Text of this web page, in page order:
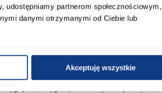
partnerom społecznościowym,
danymi otrzymanymi od Ciebie lub
Akceptuję wszystkie
wygody oraz praktycznych